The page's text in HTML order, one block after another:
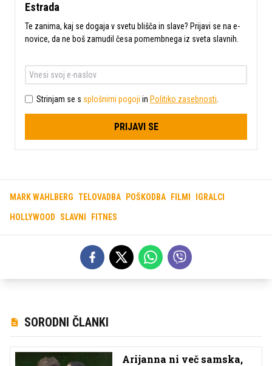
Estrada
Te zanima, kaj se dogaja v svetu blišča in slave? Prijavi se na e-
novice, da ne boš zamudil česa pomembnega iz sveta slavnih.
Strinjam se s splošnimi pogoji in Politiko zasebnosti
PRIJAVI SE
MARK WAHLBERG TELOVADBA POŠKODBA FILMI IGRALCI
HOLLYWOOD SLAVNI FITNES
SORODNI ČLANKI
Arijanna ni več samska,